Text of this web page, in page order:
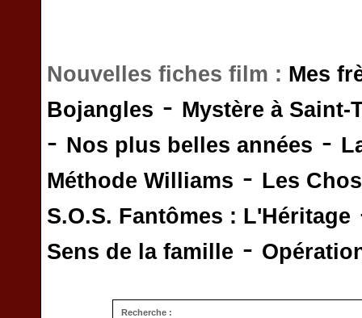
Nouvelles fiches film : Mes
Bojangles - Mystère à Saint-
- Nos plus belles années -
Méthode Williams - Les
S.O.S. Fantômes : L'Héritage
Sens de la famille -
Recherche :